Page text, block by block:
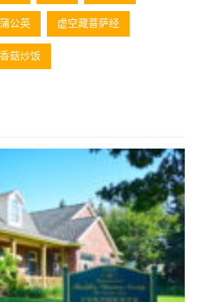
蒲公英 虚空藏菩萨经
香菇炒饭